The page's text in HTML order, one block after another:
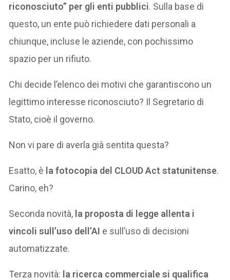
riconosciuto” per gli enti pubblici. Sulla base di
questo, un ente può richiedere dati personali a
chiunque, incluse le aziende, con pochissimo
spazio per un rifiuto.
Chi decide l’elenco dei motivi che garantiscono un
legittimo interesse riconosciuto? Il Segretario di
Stato, cioè il governo.
Non vi pare di averla già sentita questa?
Esatto, è la fotocopia del CLOUD Act statunitense.
Carino, eh?
Seconda novità, la proposta di legge allenta i
vincoli sull’uso dell’AI e sull’uso di decisioni
automatizzate.
Terza novità: la ricerca commerciale si qualifica